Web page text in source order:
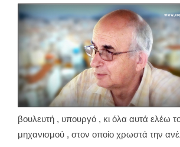
βουλευτή , υπουργό , κι όλα αυτά ελέω
μηχανισμού , στον οποίο χρωστά την